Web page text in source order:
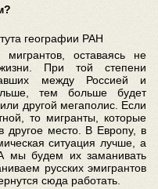
географии РАН
оставаясь не
При той степени
между Россией и
тем больше будет
другой мегаполис. Если
то мигранты, которые
другое место. В Европу, в
ситуация лучше, а
мы будем их заманивать
русских эмигрантов
сюда работать.